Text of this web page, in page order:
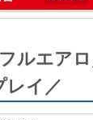
エアロ
レイ／